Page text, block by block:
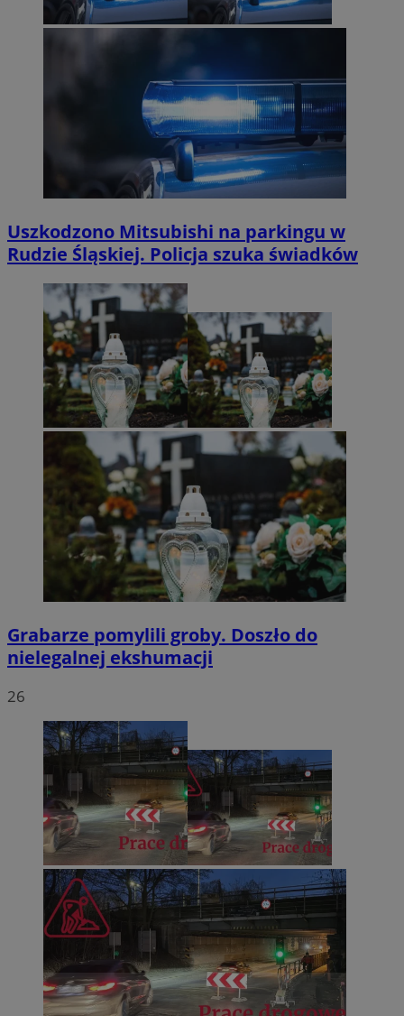
Uszkodzono Mitsubishi na parkingu w
Rudzie Śląskiej. Policja szuka świadków
Grabarze pomylili groby. Doszło do
nielegalnej ekshumacji
26